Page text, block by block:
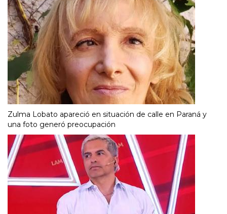
Zulma Lobato apareció en situación de calle en Paraná y
una foto generó preocupación